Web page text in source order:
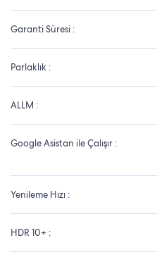
Garanti Süresi :
Parlaklık :
ALLM :
Google Asistan ile Çalışır :
Yenileme Hızı :
HDR 10+ :